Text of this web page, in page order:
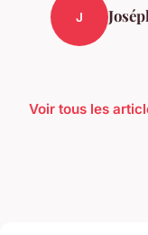
J
Voir tous les